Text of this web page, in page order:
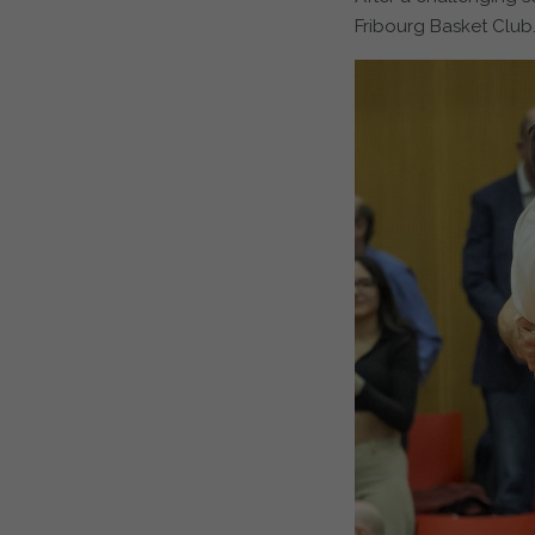
Fribourg Basket Club.